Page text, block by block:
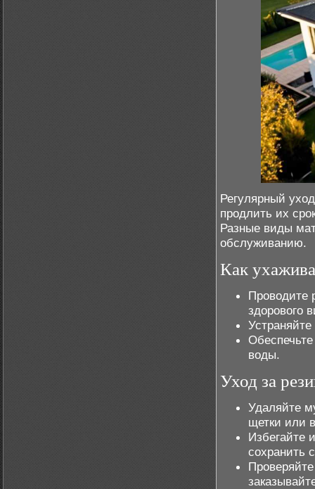
Регулярный
продлить их
Разные виды
обслуживанию.
Как
Проводите
здорового
воды.
Уход за
Удаляйте
щетки или
Избегайте
сохранить